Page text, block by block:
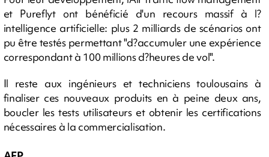
et Pureflyt ont bénéficié d'un recours massif à l?
intelligence artificielle: plus 2 milliards de scénarios ont
pu être testés permettant "d?accumuler une expérience
correspondant à 100 millions d?heures de vol".
Il reste aux ingénieurs et techniciens toulousains à
finaliser ces nouveaux produits en à peine deux ans,
boucler les tests utilisateurs et obtenir les certifications
nécessaires à la commercialisation.